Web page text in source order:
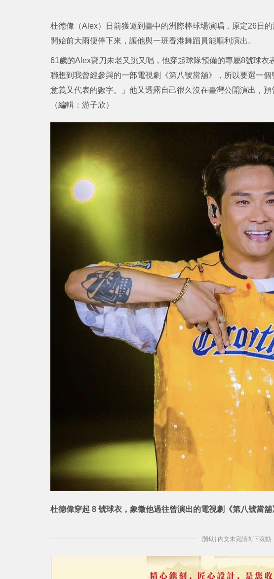
杜德偉（Alex）日前獲邀到臺中的洲際棒球場演唱，原定26日
開始前大雨便停下來，讓他與一班香港舞蹈員能順利演出。
61歲的Alex寶刀未老又跳又唱，他穿起球隊預備的專屬8號球衣
聯想到我曾經參與的一部電視劇《第八號當舖》，所以要選一
意義又代表的數字。」他又透露自己很久沒在臺灣公開演出，預
（編輯：游子欣）
杜德偉穿起 8 號球衣，象徵他過往曾演出的電視劇《第八號當舖
[贊助] 內文未完請向下滾動